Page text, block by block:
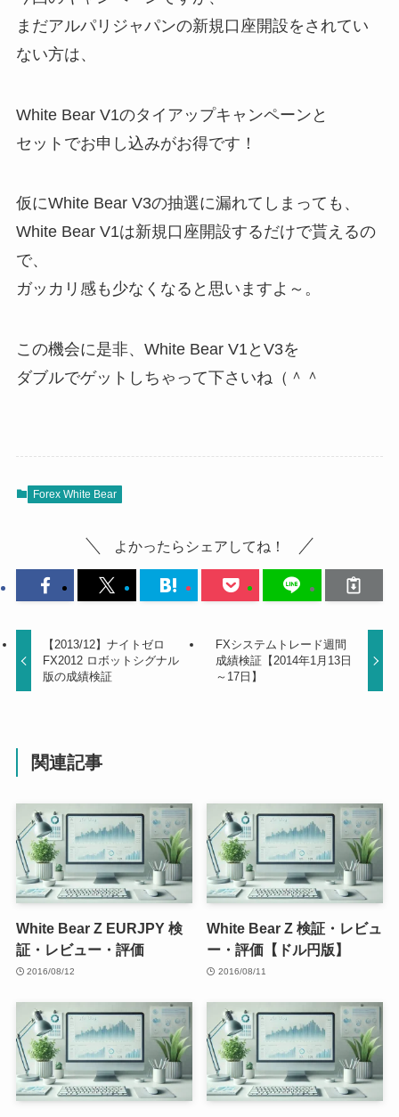
まだアルパリジャパンの新規口座開設をされてい
ない方は、
White Bear V1のタイアップキャンペーンと
セットでお申し込みがお得です！
仮にWhite Bear V3の抽選に漏れてしまっても、
White Bear V1は新規口座開設するだけで貰えるの
で、
ガッカリ感も少なくなると思いますよ～。
この機会に是非、White Bear V1とV3を
ダブルでゲットしちゃって下さいね（＾＾
Forex White Bear
よかったらシェアしてね！
【2013/12】ナイトゼロ
FX2012 ロボットシグナル
版の成績検証
FXシステムトレード週間
成績検証【2014年1月13日
～17日】
関連記事
White Bear Z EURJPY 検
証・レビュー・評価
2016/08/12
White Bear Z 検証・レビュ
ー・評価【ドル円版】
2016/08/11